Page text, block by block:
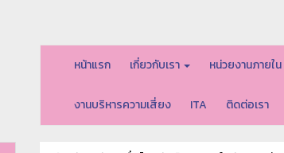
หน้าแรก เกี่ยวกับเรา หน่วยงานภายใน
งานบริหารความเสี่ยง ITA ติดต่อเรา